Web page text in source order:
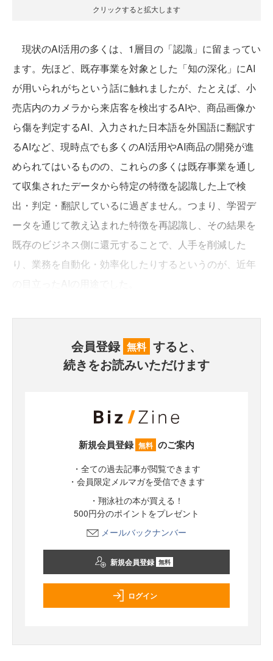
クリックすると拡大します
現状のAI活用の多くは、1層目の「認識」に留まってい
ます。先ほど、既存事業を対象とした「知の深化」にAI
が用いられがちという話に触れましたが、たとえば、小
売店内のカメラから来店客を検出するAIや、商品画像か
ら傷を判定するAI、入力された日本語を外国語に翻訳す
るAIなど、現時点でも多くのAI活用やAI商品の開発が進
められてはいるものの、これらの多くは既存事業を通し
て収集されたデータから特定の特徴を認識した上で検
出・判定・翻訳しているに過ぎません。つまり、学習デ
ータを通じて教え込まれた特徴を再認識し、その結果を
既存のビジネス側に還元することで、人手を削減した
り、業務を自動化・効率化したりするというのが、近年
会員登録 無料 すると、
続きをお読みいただけます
新規会員登録 無料 のご案内
・全ての過去記事が閲覧できます
・会員限定メルマガを受信できます
・翔泳社の本が買える！
500円分のポイントをプレゼント
メールバックナンバー
新規会員登録 無料
ログイン